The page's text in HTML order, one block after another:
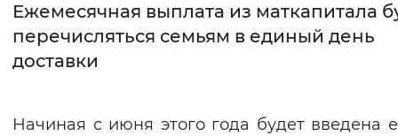
Без засечек С засечками
Ежемесячная выплата из маткапитала
перечисляться семьям в единый день
доставки
Начиная с июня этого года будет введена